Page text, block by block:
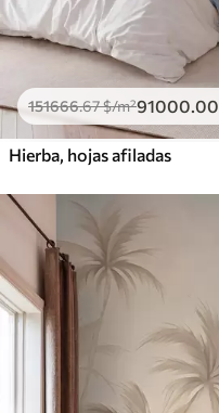
151666.67$/m²91000.00
Hierba, hojas afiladas